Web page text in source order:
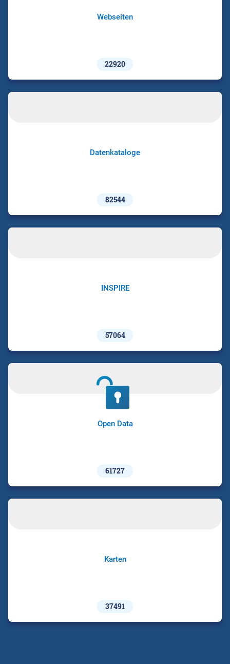
Webseiten
22920
Datenkataloge
82544
INSPIRE
57064
Open Data
61727
Karten
37491